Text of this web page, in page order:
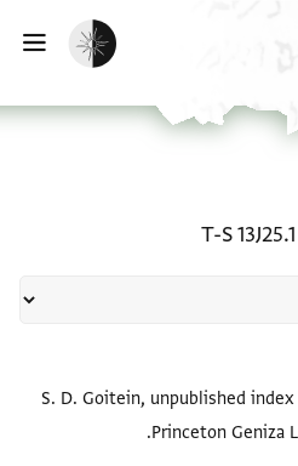
تفعيل الوضع المظلم
T-S 13J25.1
S. D. Goitein, unpublished
Princeton Geniza